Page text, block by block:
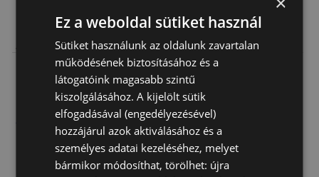
Lovaglócipő
Jodhpurs Daslö
19 040 Ft
Lovaglócipő
Jodhpurs Daslö
Bőr
25 810 Ft
Chaps Gyerek
Amara Daslö
Ez a weboldal sütiket használ
Sütiket használunk az oldalunk zavartalan
működésének biztosításához és a
látogatóink magasabb szintű
kiszolgálásához. A kijelölt sütik
elfogadásával (engedélyezésével)
hozzájárul azok aktiválásához és a
személyes adatai kezeléséhez, melyet
bármikor módosíthat, törölhet: újra